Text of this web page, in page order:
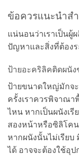
ข้อควรแนะนำส
แน่นอนว่าเราเป็นผู้
ปัญหาและสิ่งที่ต้องร
ป้ายอะคริลิคติดผนั
ป้ายขนาดใหญ่มักจ
ครั้งเราควรพิจาณ
ไหน หากเป็นผนังเ
สองหน้าหรือซิลิโคน
หากผนังนั้นไม่เรีย
ได้ อาจจะต้องใช้อุ